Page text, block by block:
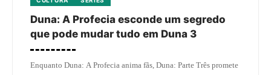
Duna: A Profecia esconde um segredo
que pode mudar tudo em Duna 3
Enquanto Duna: A Profecia anima fãs, Duna: Parte Três promete